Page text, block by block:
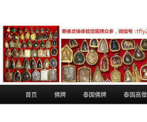
首页 佛牌 泰国佛牌 泰国高僧